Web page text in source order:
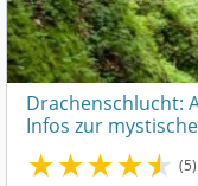
Drachenschlucht:
Infos zur
★★★★★ (5)